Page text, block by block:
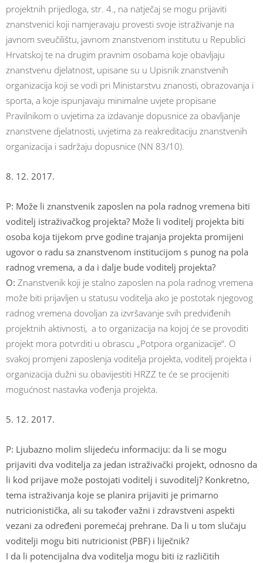
projektnih prijedloga, str. 4., na natječaj se mogu prijaviti
znanstvenici koji namjeravaju provesti svoje istraživanje na
javnom sveučilištu, javnom znanstvenom institutu u Republici
Hrvatskoj te na drugim pravnim osobama koje obavljaju
znanstvenu djelatnost, upisane su u Upisnik znanstvenih
organizacija koji se vodi pri Ministarstvu znanosti, obrazovanja i
sporta, a koje ispunjavaju minimalne uvjete propisane
Pravilnikom o uvjetima za izdavanje dopusnice za obavljanje
znanstvene djelatnosti, uvjetima za reakreditaciju znanstvenih
organizacija i sadržaju dopusnice (NN 83/10).
8. 12. 2017.
P: Može li znanstvenik zaposlen na pola radnog vremena biti
voditelj istraživačkog projekta? Može li voditelj projekta biti
osoba koja tijekom prve godine trajanja projekta promijeni
ugovor o radu sa znanstvenom institucijom s punog na pola
radnog vremena, a da i dalje bude voditelj projekta?
O: Znanstvenik koji je stalno zaposlen na pola radnog vremena
može biti prijavljen u statusu voditelja ako je postotak njegovog
radnog vremena dovoljan za izvršavanje svih predviđenih
projektnih aktivnosti, a to organizacija na kojoj će se provoditi
projekt mora potvrditi u obrascu „Potpora organizacije“. O
svakoj promjeni zaposlenja voditelja projekta, voditelj projekta i
organizacija dužni su obavijestiti HRZZ te će se procijeniti
mogućnost nastavka vođenja projekta.
5. 12. 2017.
P: Ljubazno molim slijedeću informaciju: da li se mogu
prijaviti dva voditelja za jedan istraživački projekt, odnosno da
li kod prijave može postojati voditelj i suvoditelj? Konkretno,
tema istraživanja koje se planira prijaviti je primarno
nutricionistička, ali su također važni i zdravstveni aspekti
vezani za određeni poremećaj prehrane. Da li u tom slučaju
voditelji mogu biti nutricionist (PBF) i liječnik?
I da li potencijalna dva voditelja mogu biti iz različitih